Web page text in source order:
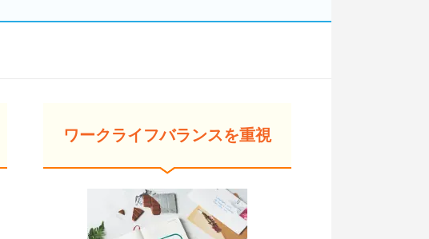
ワークライフバランスを重視